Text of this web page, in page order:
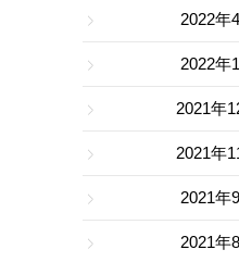
2022年
2022年
2021年
2021年
2021年
2021年